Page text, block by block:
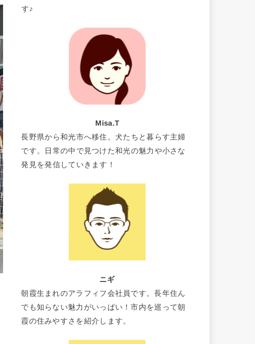
す♪
Misa.T
長野県から和光市へ移住。犬たちと暮らす主婦
です。日常の中で見つけた和光の魅力や小さな
発見を発信していきます！
ニギ
朝霞生まれのアラフィフ会社員です。長年住ん
でも知らない魅力がいっぱい！市内を巡って朝
霞の住みやすさを紹介します。